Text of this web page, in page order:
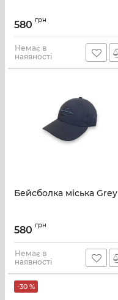
580 грн
Немає в
наявності
Бейсболка міська Grey
580 грн
Немає в
наявності
-30 %